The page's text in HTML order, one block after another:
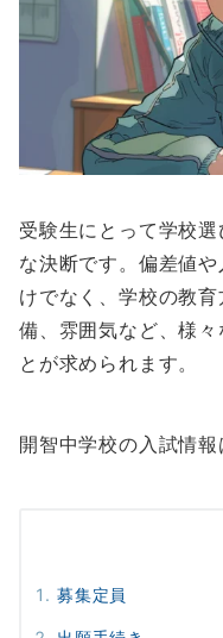
受験生にとって学校
な決断です。偏差値
けでなく、学校の教
備、雰囲気など、様
とが求められます。
開智中学校の入試情報
募集定員